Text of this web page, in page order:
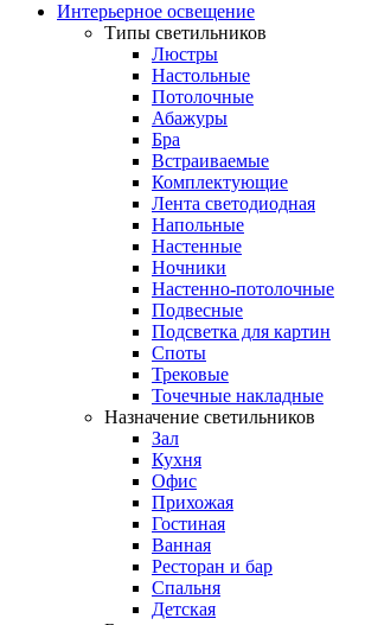
Интерьерное освещение
Типы светильников
Люстры
Настольные
Потолочные
Абажуры
Бра
Встраиваемые
Комплектующие
Лента светодиодная
Напольные
Настенные
Ночники
Настенно-потолочные
Подвесные
Подсветка для картин
Споты
Трековые
Точечные накладные
Назначение светильников
Зал
Кухня
Офис
Прихожая
Гостиная
Ванная
Ресторан и бар
Спальня
Детская